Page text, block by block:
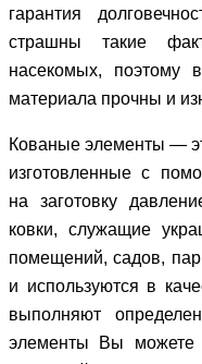
гарантия
страшны такие
насекомых, поэтому
материала прочны и
Кованые элементы ―
изготовленные с
на заготовку
ковки, служащие
помещений, садов,
и используются в
выполняют
элементы Вы можете